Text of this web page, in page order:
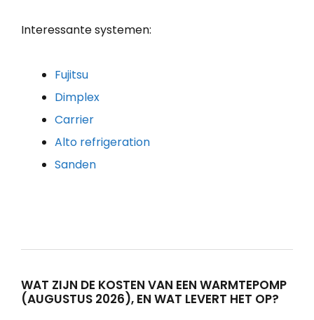
Interessante systemen:
Fujitsu
Dimplex
Carrier
Alto refrigeration
Sanden
WAT ZIJN DE KOSTEN VAN EEN WARMTEPOMP
(AUGUSTUS 2026), EN WAT LEVERT HET OP?